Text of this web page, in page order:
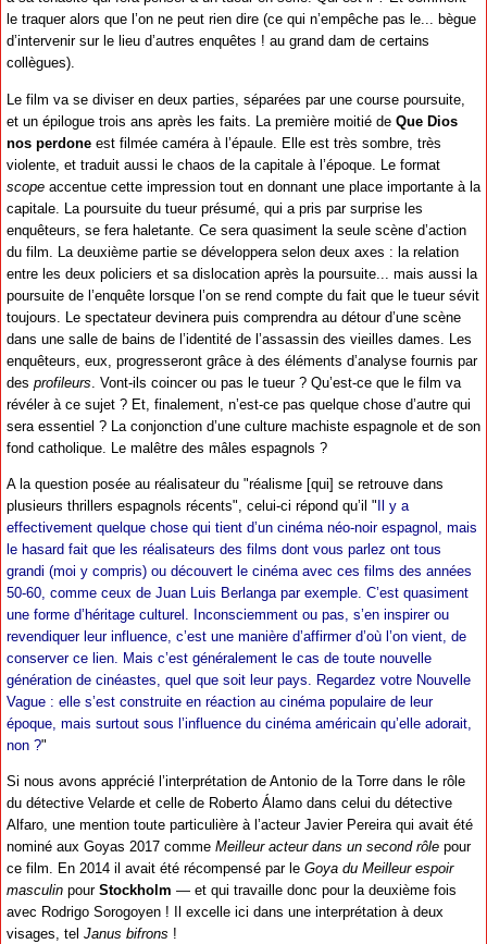
le traquer alors que l’on ne peut rien dire (ce qui n’empêche pas le... bègue
d’intervenir sur le lieu d’autres enquêtes ! au grand dam de certains
collègues).
Le film va se diviser en deux parties, séparées par une course poursuite,
et un épilogue trois ans après les faits. La première moitié de Que Dios
nos perdone est filmée caméra à l’épaule. Elle est très sombre, très
violente, et traduit aussi le chaos de la capitale à l’époque. Le format
scope accentue cette impression tout en donnant une place importante à la
capitale. La poursuite du tueur présumé, qui a pris par surprise les
enquêteurs, se fera haletante. Ce sera quasiment la seule scène d’action
du film. La deuxième partie se développera selon deux axes : la relation
entre les deux policiers et sa dislocation après la poursuite... mais aussi la
poursuite de l’enquête lorsque l’on se rend compte du fait que le tueur sévit
toujours. Le spectateur devinera puis comprendra au détour d’une scène
dans une salle de bains de l’identité de l’assassin des vieilles dames. Les
enquêteurs, eux, progresseront grâce à des éléments d’analyse fournis par
des profileurs . Vont-ils coincer ou pas le tueur ? Qu’est-ce que le film va
révéler à ce sujet ? Et, finalement, n’est-ce pas quelque chose d’autre qui
sera essentiel ? La conjonction d’une culture machiste espagnole et de son
fond catholique. Le malêtre des mâles espagnols ?
A la question posée au réalisateur du "réalisme [qui] se retrouve dans
plusieurs thrillers espagnols récents", celui-ci répond qu’il " Il y a
effectivement quelque chose qui tient d’un cinéma néo-noir espagnol, mais
le hasard fait que les réalisateurs des films dont vous parlez ont tous
grandi (moi y compris) ou découvert le cinéma avec ces films des années
50-60, comme ceux de Juan Luis Berlanga par exemple. C’est quasiment
une forme d’héritage culturel. Inconsciemment ou pas, s’en inspirer ou
revendiquer leur influence, c’est une manière d’affirmer d’où l’on vient, de
conserver ce lien. Mais c’est généralement le cas de toute nouvelle
génération de cinéastes, quel que soit leur pays. Regardez votre Nouvelle
Vague : elle s’est construite en réaction au cinéma populaire de leur
époque, mais surtout sous l’influence du cinéma américain qu’elle adorait,
non ?"
Si nous avons apprécié l’interprétation de Antonio de la Torre dans le rôle
du détective Velarde et celle de Roberto Álamo dans celui du détective
Alfaro, une mention toute particulière à l’acteur Javier Pereira qui avait été
nominé aux Goyas 2017 comme Meilleur acteur dans un second rôle pour
ce film. En 2014 il avait été récompensé par le Goya du Meilleur espoir
masculin pour Stockholm — et qui travaille donc pour la deuxième fois
avec Rodrigo Sorogoyen ! Il excelle ici dans une interprétation à deux
visages, tel Janus bifrons !